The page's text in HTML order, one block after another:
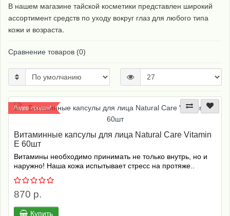
В нашем магазине тайской косметики представлен широкий
ассортимент средств по уходу вокруг глаз для любого типа
кожи и возраста.
Сравнение товаров (0)
Лидер продаж!
Витаминные капсулы для лица Natural Care Vitamin
E 60шт
Витамины необходимо принимать не только внутрь, но и
наружно! Наша кожа испытывает стресс на протяже..
870 р.
Купить